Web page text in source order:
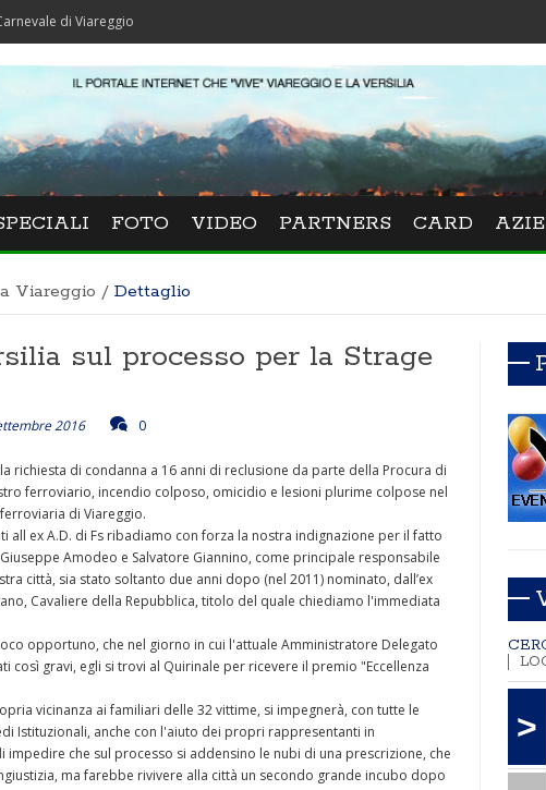
di Viareggio
FOTO VIDEO PARTNERS CARD
Viareggio / Dettaglio
sul processo per la Strage
2016 0
richiesta di condanna a 16 anni di reclusione da parte della Procura di
ferroviario, incendio colposo, omicidio e lesioni plurime colpose nel
di Viareggio.
all ex A.D. di Fs ribadiamo con forza la nostra indignazione per il fatto
Amodeo e Salvatore Giannino, come principale responsabile
città, sia stato soltanto due anni dopo (nel 2011) nominato, dall’ex
Cavaliere della Repubblica, titolo del quale chiediamo l'immediata
opportuno, che nel giorno in cui l'attuale Amministratore Delegato
così gravi, egli si trovi al Quirinale per ricevere il premio "Eccellenza
vicinanza ai familiari delle 32 vittime, si impegnerà, con tutte le
Istituzionali, anche con l'aiuto dei propri rappresentanti in
impedire che sul processo si addensino le nubi di una prescrizione, che
ma farebbe rivivere alla città un secondo grande incubo dopo
>